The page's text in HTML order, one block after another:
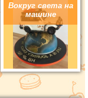
Вокруг света на
машине